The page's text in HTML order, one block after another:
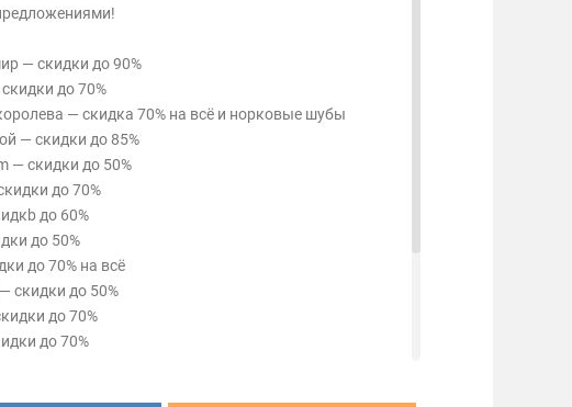
— скидки до 90%
до 70%
— скидка 70% на всё и норковые шубы
— скидки до 85%
— скидки до 50%
до 70%
до 60%
до 50%
до 70% на всё
скидки до 50%
до 70%
до 70%